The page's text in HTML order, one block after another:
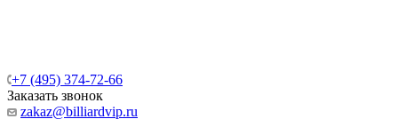
+7 (495) 374-72-66
Заказать звонок
zakaz@billiardvip.ru